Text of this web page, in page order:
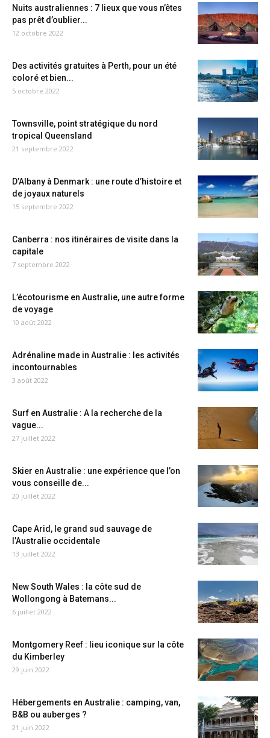
Nuits australiennes : 7 lieux que vous n’êtes
pas prêt d’oublier...
12 octobre 2022
Des activités gratuites à Perth, pour un été
coloré et bien...
5 octobre 2022
Townsville, point stratégique du nord
tropical Queensland
21 septembre 2022
D’Albany à Denmark : une route d’histoire et
de joyaux naturels
15 septembre 2022
Canberra : nos itinéraires de visite dans la
capitale
7 septembre 2022
L’écotourisme en Australie, une autre forme
de voyage
10 août 2022
Adrénaline made in Australie : les activités
incontournables
3 août 2022
Surf en Australie : A la recherche de la
vague...
27 juillet 2022
Skier en Australie : une expérience que l’on
vous conseille de...
20 juillet 2022
Cape Arid, le grand sud sauvage de
l’Australie occidentale
13 juillet 2022
New South Wales : la côte sud de
Wollongong à Batemans...
6 juillet 2022
Montgomery Reef : lieu iconique sur la côte
du Kimberley
29 juin 2022
Hébergements en Australie : camping, van,
B&B ou auberges ?
21 juin 2022